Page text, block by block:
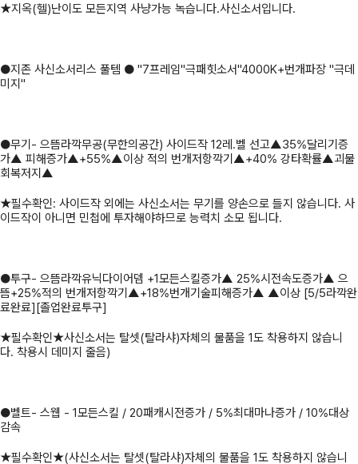
★지옥(헬)난이도 모든지역 사냥가능 녹습니다.사신소서입니다.
●지존 사신소서리스 풀템 ● "7프레임"극패힛소서"4000K+번개파장 "극데
미지"
●무기- 으뜸라깍무공(무한의공간) 사이드작 12레.벨 선고▲35%달리기증
가▲ 피해증가▲+55%▲이상 적의 번개저항깍기▲+40% 강타확률▲괴물
회복저지▲
★필수확인: 사이드작 외에는 사신소서는 무기를 양손으로 들지 않습니다. 사
이드작이 아니면 민첩에 투자해야하므로 능력치 소모 됩니다.
●투구- 으뜸라깍유닉다이어뎀 +1모든스킬증가▲ 25%시전속도증가▲ 으
뜸+25%적의 번개저항깍기▲+18%번개기술피해증가▲ ▲이상 [5/5라깍완
료완료][졸업완료투구]
★필수확인★사신소서는 탈셋(탈라샤)자체의 물품을 1도 착용하지 않습니
다. 착용시 데미지 줄음)
●벨트- 스웹 - 1모든스킬 / 20패캐시전증가 / 5%최대마나증가 / 10%대상
감속
★필수확인★(사신소서는 탈셋(탈라샤)자체의 물품을 1도 착용하지 않습니